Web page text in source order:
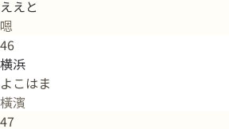
ええと
嗯
46
横浜
よこはま
橫濱
47